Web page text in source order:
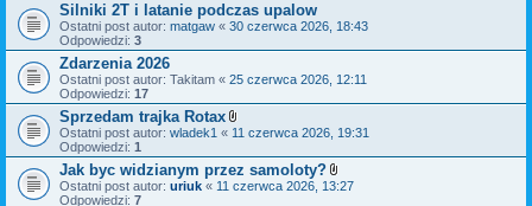
Silniki 2T i latanie podczas upalow
Ostatni post autor: matgaw « 30 czerwca 2026, 18:43
Odpowiedzi: 3
Zdarzenia 2026
Ostatni post autor: Takitam « 25 czerwca 2026, 12:11
Odpowiedzi: 17
Sprzedam trajka Rotax
Z
ł
ą
c
Ostatni post autor: wladek1 « 11 czerwca 2026, 19:31
Odpowiedzi: 1
Jak byc widzianym przez samoloty?
Z
Ostatni post autor: uriuk « 11 czerwca 2026, 13:27
Odpowiedzi: 7